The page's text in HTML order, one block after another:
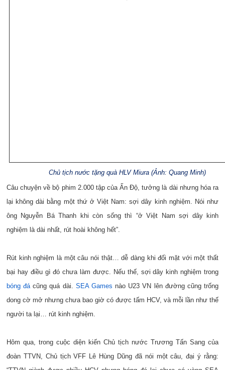
Chủ tịch nước tặng quà HLV Miura (Ảnh: Quang Minh)
Câu chuyện về bộ phim 2.000 tập của Ấn Độ, tưởng là dài nhưng hóa ra
lại không dài bằng một thứ ở Việt Nam: sợi dây kinh nghiệm. Nói như
ông Nguyễn Bá Thanh khi còn sống thì “ở Việt Nam sợi dây kinh
nghiệm là dài nhất, rút hoài không hết”.
Rút kinh nghiệm là một câu nói thật… dễ dàng khi đối mặt với một thất
bại hay điều gì đó chưa làm được. Nếu thế, sợi dây kinh nghiệm trong
bóng đácũng quá dài. SEA Games nào U23 VN lên đường cũng trống
dong cờ mở nhưng chưa bao giờ có được tấm HCV, và mỗi lần như thế
người ta lại… rút kinh nghiệm.
Hôm qua, trong cuộc diện kiến Chủ tịch nước Trương Tấn Sang của
đoàn TTVN, Chủ tịch VFF Lê Hùng Dũng đã nói một câu, đại ý rằng: